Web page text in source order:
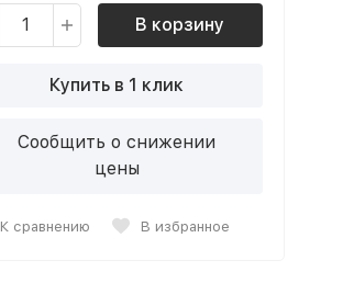
В корзину
Купить в 1 клик
Сообщить о снижении
цены
К сравнению В избранное